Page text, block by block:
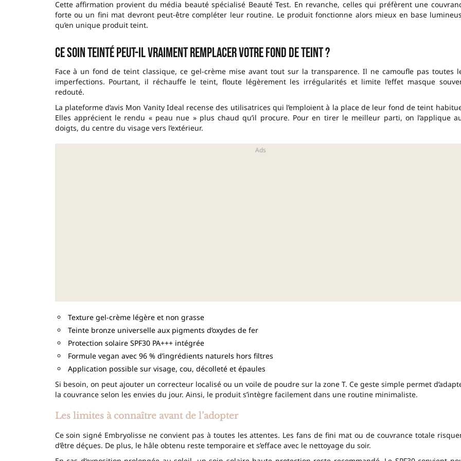
Cette affirmation provient du média beauté spécialisé Beauté Test. En revanche, celles qui préfèrent une
forte ou un fini mat devront peut-être compléter leur routine. Le produit fonctionne alors mieux en base
qu’en unique produit teint.
Ce soin teinté peut-il vraiment remplacer votre fond de teint ?
Face à un fond de teint classique, ce gel-crème mise avant tout sur la transparence. Il ne camoufle pas toutes
imperfections. Pourtant, il réchauffe le teint, floute légèrement les irrégularités et limite l’effet masque
redouté.
La plateforme d’avis Mon Vanity Ideal recense des utilisatrices qui l’emploient à la place de leur fond de teint
Elles apprécient le rendu « peau nue » plus chaud qu’il procure. Pour en tirer le meilleur parti, on l’applique
doigts, du centre du visage vers l’extérieur.
Texture gel-crème légère et non grasse
Teinte bronze universelle aux pigments d’oxydes de fer
Protection solaire SPF30 PA+++ intégrée
Formule vegan avec 96 % d’ingrédients naturels hors filtres
Application possible sur visage, cou, décolleté et épaules
Si besoin, on peut ajouter un correcteur localisé ou un voile de poudre sur la zone T. Ce geste simple permet
la couvrance selon les envies du jour. Ainsi, le produit s’intègre facilement dans une routine minimaliste.
Les limites à connaître avant de l’adopter
Ce soin signé Embryolisse ne convient pas à toutes les attentes. Les fans de fini mat ou de couvrance totale
d’être déçues. De plus, le hâle obtenu reste temporaire et s’efface avec le nettoyage du soir.